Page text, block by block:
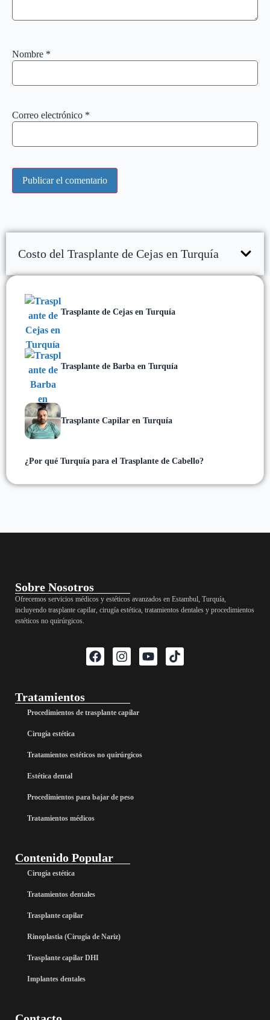
Nombre *
Correo electrónico *
Costo del Trasplante de Cejas en Turquía
Trasplante de Cejas en Turquía
Trasplante de Barba en Turquía
Trasplante Capilar en Turquía
¿Por qué Turquía para el Trasplante de Cabello?
Sobre Nosotros
Ofrecemos servicios médicos y estéticos avanzados en Estambul, Turquía,
incluyendo trasplante capilar, cirugía estética, tratamientos dentales y procedimientos
estéticos no quirúrgicos.
Tratamientos
Procedimientos de trasplante capilar
Cirugía estética
Tratamientos estéticos no quirúrgicos
Estética dental
Procedimientos para bajar de peso
Tratamientos médicos
Contenido Popular
Cirugía estética
Tratamientos dentales
Trasplante capilar
Rinoplastia (Cirugía de Nariz)
Trasplante capilar DHI
Implantes dentales